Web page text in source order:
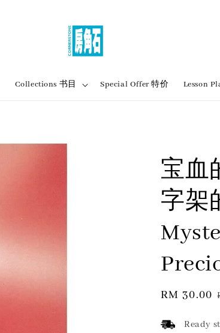
Collections 书目 Special Offer 特价 Lesson
宝血
字架
Sale
RM 30.00
Ready